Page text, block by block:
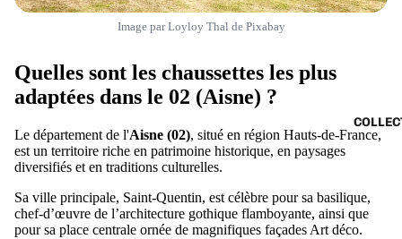
Image parLoyloy Thal de Pixabay
Quelles sont les chaussettes les plus
adaptées dans le 02 (Aisne) ?
Le département de l'Aisne (02), situé en région Hauts-de-France,
est un territoire riche en patrimoine historique, en paysages
diversifiés et en traditions culturelles.
Sa ville principale, Saint-Quentin, est célèbre pour sa basilique,
chef-d’œuvre de l’architecture gothique flamboyante, ainsi que
pour sa place centrale ornée de magnifiques façades Art déco.